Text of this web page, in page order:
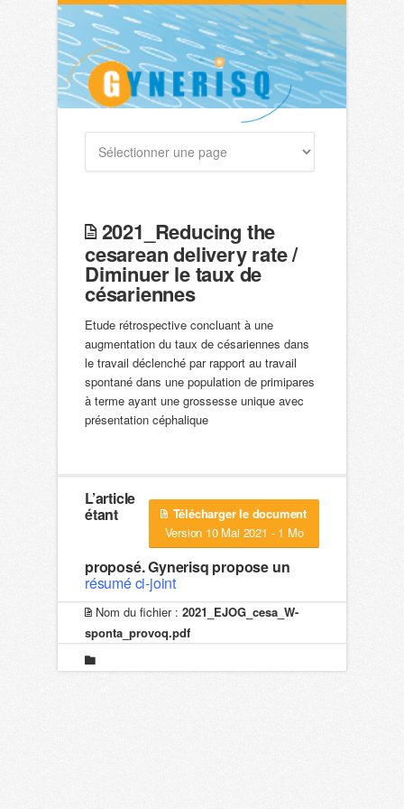
2021_Reducing the
cesarean delivery rate /
Diminuer le taux de
césariennes
Etude rétrospective concluant à une
augmentation du taux de césariennes dans
le travail déclenché par rapport au travail
spontané dans une population de primipares
à terme ayant une grossesse unique avec
présentation céphalique
Télécharger le document
Version 10 Mai 2021 - 1 Mo
L’article
étant
proposé. Gynerisq propose un
résumé ci-joint
Nom du fichier : 2021_EJOG_cesa_W-
sponta_provoq.pdf